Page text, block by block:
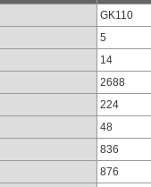
GK110
5
14
2688
224
48
836
876